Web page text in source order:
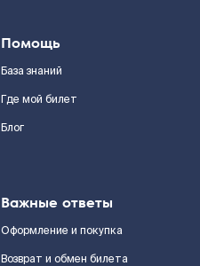
Помощь
База знаний
Где мой билет
Блог
Важные ответы
Оформление и покупка
Возврат и обмен билета